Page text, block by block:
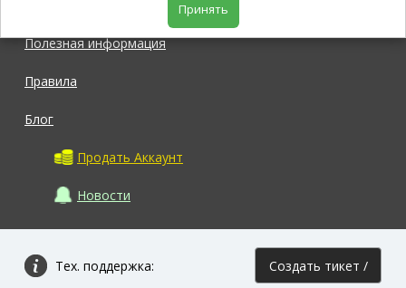
Полезная информация
Правила
Блог
Продать Аккаунт
Новости
Тех. поддержка:
Создать тикет /
Принять